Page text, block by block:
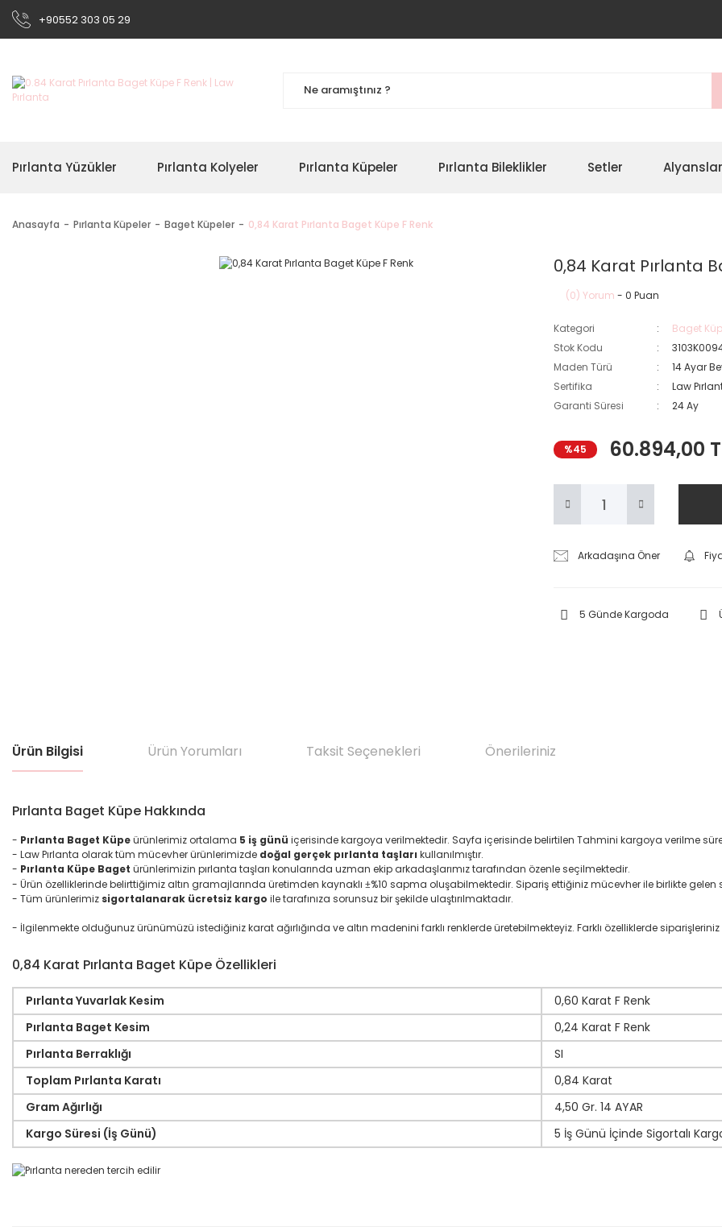
+90552 303 05 29
Pırlanta Yüzükler Pırlanta Kolyeler Pırlanta Küpeler Pırlanta Bileklikler Setler Alyanslar
Anasayfa Pırlanta Küpeler Baget Küpeler 0,84 Karat Pırlanta Baget Küpe F Renk
0,84 Karat Pırlanta
(0) Yorum - 0 Puan
Kategori
Baget
Stok Kodu
Maden Türü
14 Ayar
Sertifika
Law
Garanti Süresi
24 Ay
%45 60.894,00
Arkadaşına Öner
5 Günde Kargoda
Ürün Bilgisi Ürün Yorumları Taksit Seçenekleri Önerileriniz
Pırlanta Baget Küpe Hakkında
- Pırlanta Baget Küpeürünlerimiz ortalama 5 iş günü içerisinde kargoya verilmektedir. Sayfa içerisinde belirtilen Tahmini kargoya verilme
- Law Pırlanta olarak tüm mücevher ürünlerimizde doğal gerçek pırlanta taşları kullanılmıştır.
- Pırlanta Küpe Baget ürünlerimizin pırlanta taşları konularında uzman ekip arkadaşlarımız tarafından özenle seçilmektedir.
- Ürün özelliklerinde belirttiğimiz altın gramajlarında üretimden kaynaklı ±%10 sapma oluşabilmektedir. Sipariş ettiğiniz mücevher ile birlikte
- Tüm ürünlerimiz sigortalanarak ücretsiz kargo ile tarafınıza sorunsuz bir şekilde ulaştırılmaktadır.
- İlgilenmekte olduğunuz ürünümüzü istediğiniz karat ağırlığında ve altın madenini farklı renklerde üretebilmekteyiz. Farklı özelliklerde
0,84 Karat Pırlanta Baget Küpe Özellikleri
Pırlanta Yuvarlak Kesim
0,60 Karat F Renk
Pırlanta Baget Kesim
0,24 Karat F Renk
Pırlanta Berraklığı
SI
Toplam Pırlanta Karatı
0,84 Karat
Gram Ağırlığı
4,50 Gr. 14 AYAR
Kargo Süresi (İş Günü)
5 İş Günü İçinde Sigortalı